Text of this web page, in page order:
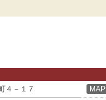
４－１７ MAP